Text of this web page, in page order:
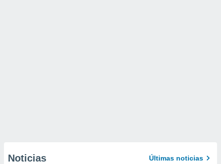
Noticias Últimas noticias